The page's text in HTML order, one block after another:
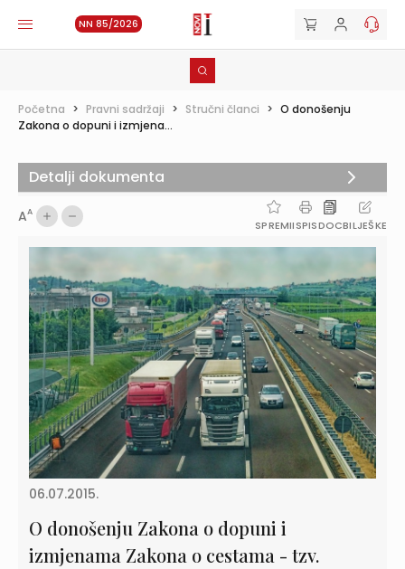
NN 85/2026
Početna > Pravni sadržaji > Stručni članci > O donošenju
Zakona o dopuni i izmjena...
AA
SPREMIISPISDOCBILJEŠKE
06.07.2015.
O donošenju Zakona o dopuni i
izmjenama Zakona o cestama - tzv.
Detalji dokumenta